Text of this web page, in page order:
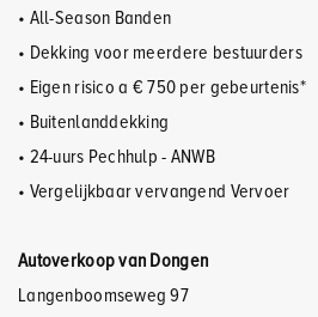
• All-Season Banden
• Dekking voor meerdere bestuurders
• Eigen risico a € 750 per gebeurtenis*
• Buitenlanddekking
• 24-uurs Pechhulp - ANWB
• Vergelijkbaar vervangend Vervoer
Autoverkoop van Dongen
Langenboomseweg 97